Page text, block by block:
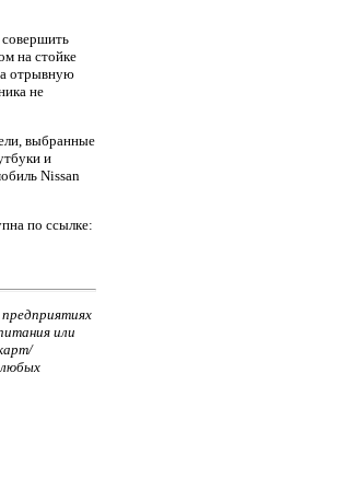
на стойке
отрывную
не
выбранные
и
Nissan
по ссылке:
или
любых